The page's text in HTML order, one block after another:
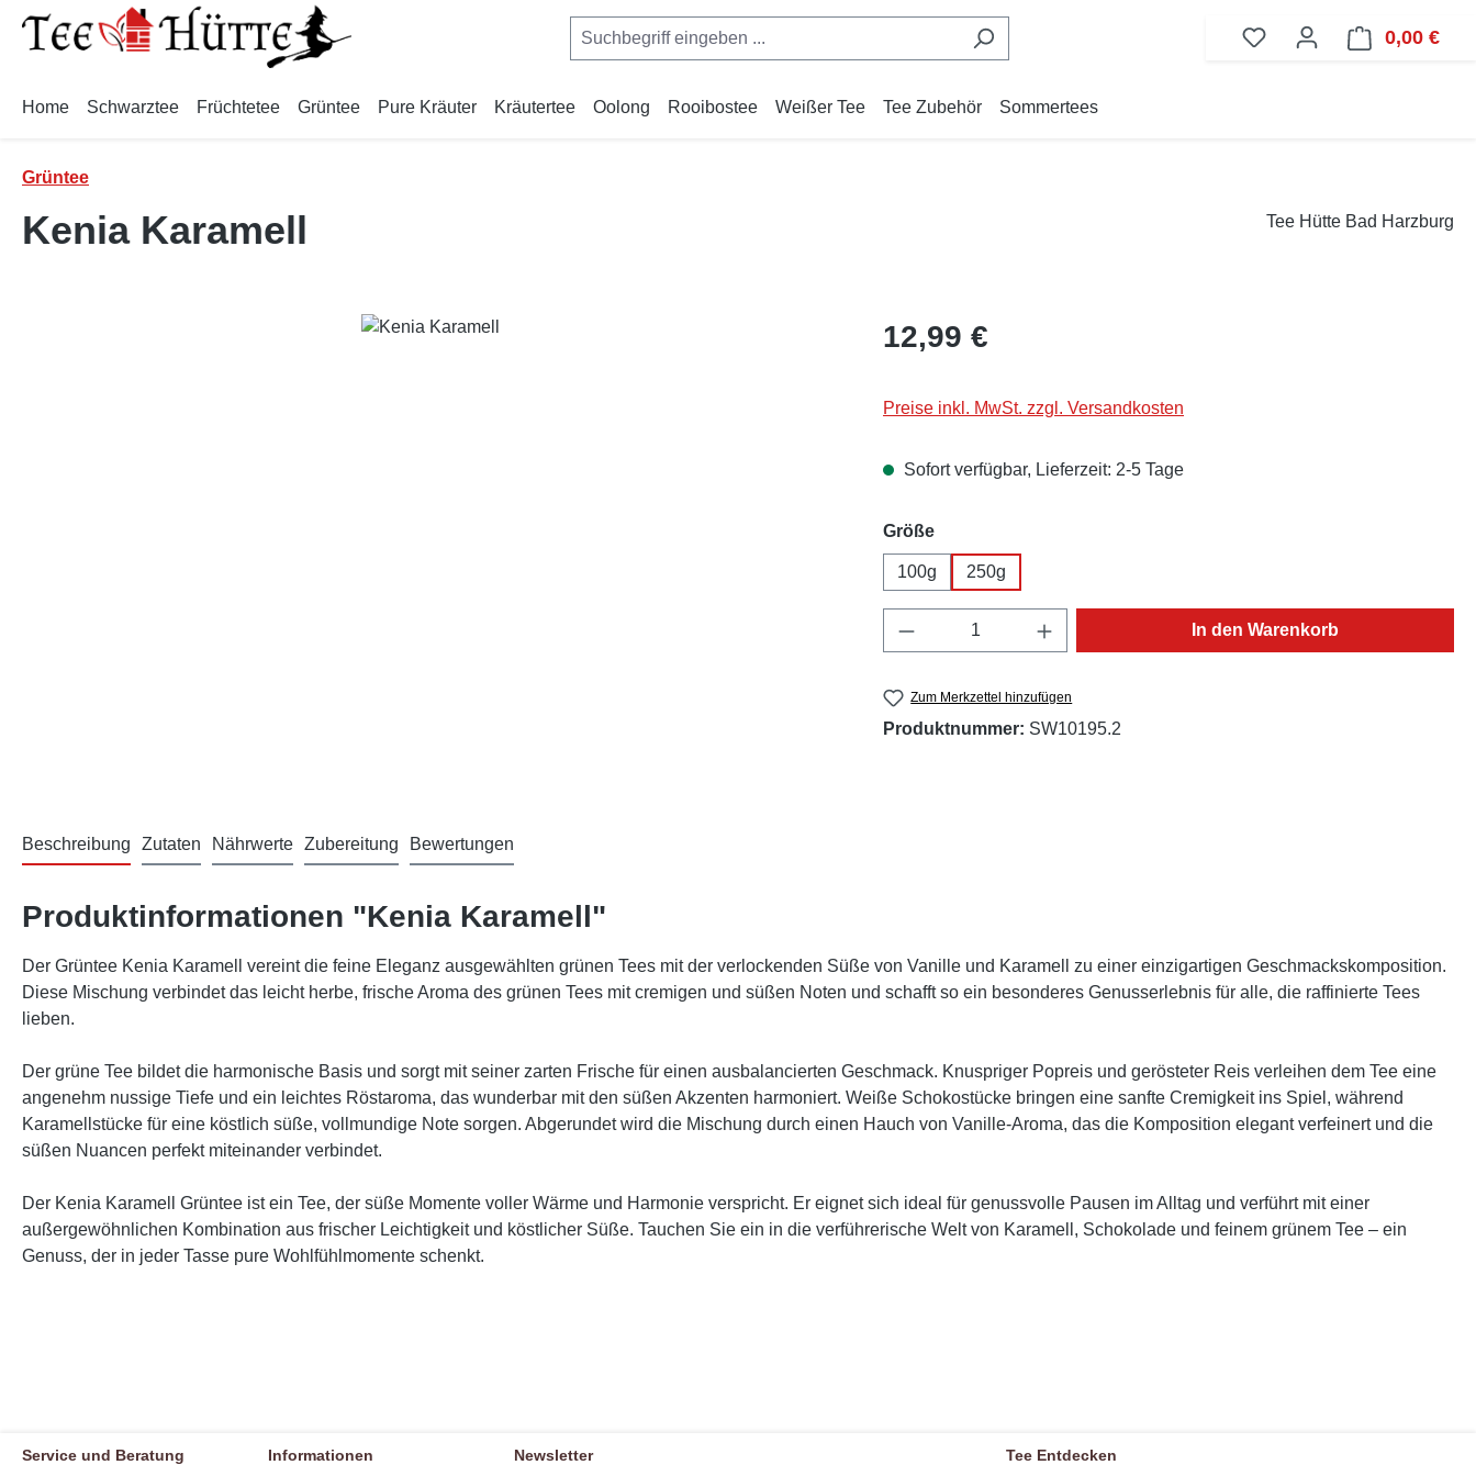
Hauptinhalt springen
Zur Suche springen
Zur Hauptnavigation springen
0,00 €
Home Schwarztee Früchtetee Grüntee Pure Kräuter Kräutertee Oolong Rooibostee Weißer Tee Tee Zubehör Sommertees
Grüntee
Kenia Karamell Tee Hütte Bad Harzburg
Regulärer Preis:
12,99 €
Preise inkl. MwSt. zzgl. Versandkosten
Sofort verfügbar, Lieferzeit: 2-5 Tage
Größeauswählen
100g 250g
Produkt Anzahl: Gib den gewünschten Wert ein
In den Warenkorb
Zum Merkzettel hinzufügen
Produktnummer: SW10195.2
Beschreibung Zutaten Nährwerte Zubereitung Bewertungen
Produktinformationen "Kenia Karamell"
Der Grüntee Kenia Karamell vereint die feine Eleganz ausgewählten grünen Tees mit der verlockenden Süße von Vanille und Karamell zu einer einzigartigen Geschmackskomposition.
Diese Mischung verbindet das leicht herbe, frische Aroma des grünen Tees mit cremigen und süßen Noten und schafft so ein besonderes Genusserlebnis für alle, die raffinierte Tees
lieben.
Der grüne Tee bildet die harmonische Basis und sorgt mit seiner zarten Frische für einen ausbalancierten Geschmack. Knuspriger Popreis und gerösteter Reis verleihen dem Tee eine
angenehm nussige Tiefe und ein leichtes Röstaroma, das wunderbar mit den süßen Akzenten harmoniert. Weiße Schokostücke bringen eine sanfte Cremigkeit ins Spiel, während
Karamellstücke für eine köstlich süße, vollmundige Note sorgen. Abgerundet wird die Mischung durch einen Hauch von Vanille-Aroma, das die Komposition elegant verfeinert und die
süßen Nuancen perfekt miteinander verbindet.
Der Kenia Karamell Grüntee ist ein Tee, der süße Momente voller Wärme und Harmonie verspricht. Er eignet sich ideal für genussvolle Pausen im Alltag und verführt mit einer
außergewöhnlichen Kombination aus frischer Leichtigkeit und köstlicher Süße. Tauchen Sie ein in die verführerische Welt von Karamell, Schokolade und feinem grünem Tee – ein
Genuss, der in jeder Tasse pure Wohlfühlmomente schenkt.
Service und Beratung Informationen Newsletter Tee Entdecken